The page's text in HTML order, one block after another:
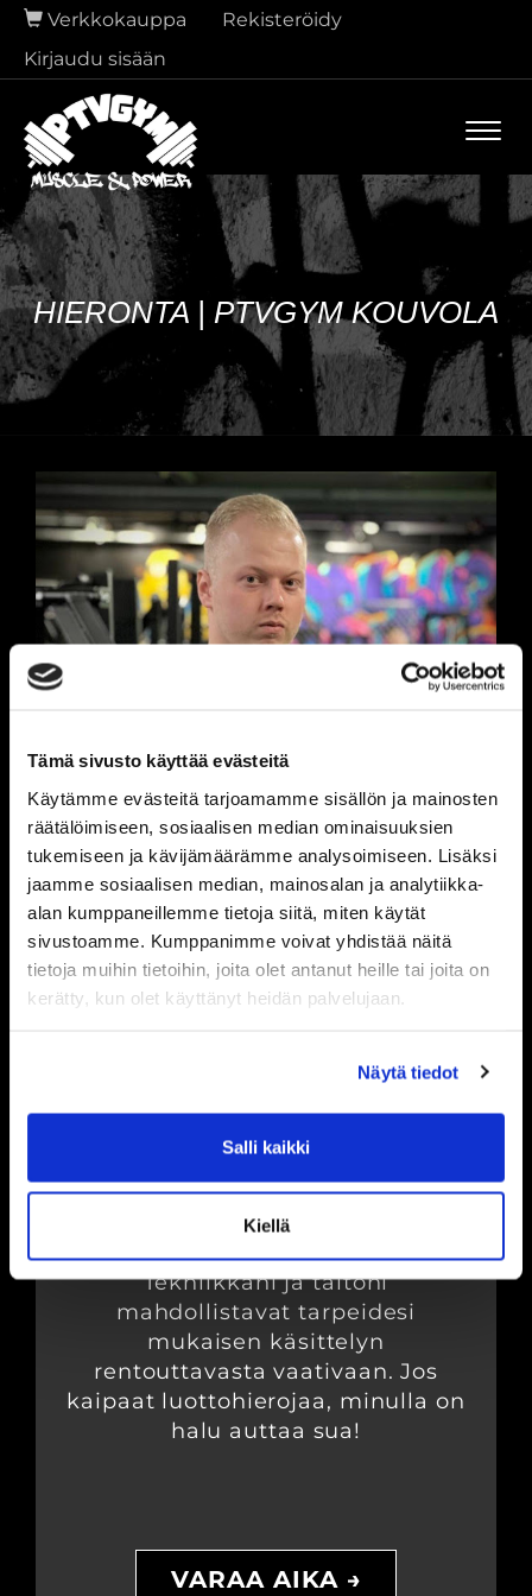
Tämä sivusto käyttää evästeitä
Käytämme evästeitä tarjoamamme sisällön ja mainosten
räätälöimiseen, sosiaalisen median ominaisuuksien
tukemiseen ja kävijämäärämme analysoimiseen. Lisäksi
jaamme sosiaalisen median, mainosalan ja analytiikka-
alan kumppaneillemme tietoja siitä, miten käytät
sivustoamme. Kumppanimme voivat yhdistää näitä
tietoja muihin tietoihin, joita olet antanut heille tai joita on
kerätty, kun olet käyttänyt heidän palvelujaan.
Näytä tiedot
Salli kaikki
Kiellä
Verkkokauppa
Rekisteröidy
Kirjaudu sisään
HIERONTA | PTVGYM KOUVOLA
Urheiluhieroja
Juho Naukkarinen
oikea paikka Sinun kehosi
huoltoon. Olen kiinnostunut
kehon anatomiasta ja
hyvinvoinnista.
Tekniikkani ja taitoni
mahdollistavat tarpeidesi
mukaisen käsittelyn
rentouttavasta vaativaan. Jos
kaipaat luottohierojaa, minulla on
halu auttaa sua!
VARAA AIKA →